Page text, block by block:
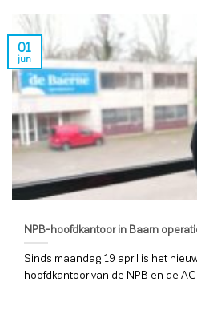
NPB-hoofdkantoor in Baarn
Sinds maandag 19 april is het
hoofdkantoor van de NPB en de
01
jun